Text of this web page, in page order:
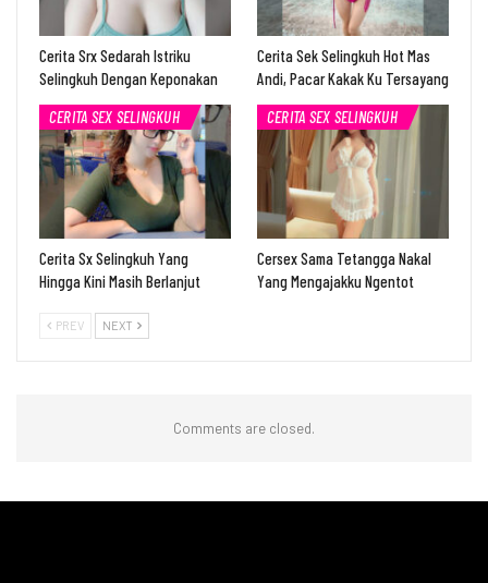
Cerita Srx Sedarah Istriku
Selingkuh Dengan Keponakan
Cerita Sek Selingkuh Hot Mas
Andi, Pacar Kakak Ku Tersayang
CERITA SEX SELINGKUH
Cerita Sx Selingkuh Yang
Hingga Kini Masih Berlanjut
CERITA SEX SELINGKUH
Cersex Sama Tetangga Nakal
Yang Mengajakku Ngentot
PREV NEXT
Comments are closed.